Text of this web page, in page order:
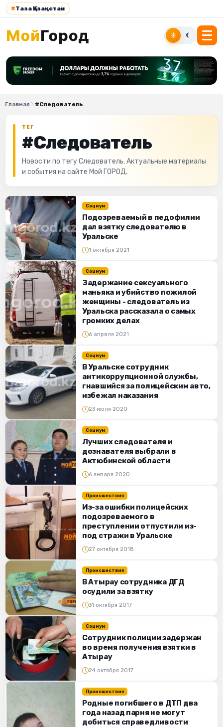
#Таза Қазақстан
☀ ☾
Главная #Следователь
ТЕГ
#Следователь
Новости по тегу Следователь. Актуальные материалы
и события на сайте Мой ГОРОД.
Социум
Подозреваемый в педофилии
дал взятку следователю в
Уральске
1 октября 2021
Социум
Задержание сексуального
маньяка и убийство пожилой
женщины - следователь из
Уральска рассказала о самых
громких делах
6 апреля 2021
Социум
В Уральске сотрудник
антикоррупционной службы,
гнавшийся за полицейским авто,
избежал наказания
23 июля 2020
Социум
Лучших следователя и
дознавателя выбрали в
Актюбинской области
6 января 2020
Происшествия
Из-за ошибки полицейских
подозреваемого в
преступлении отпустили из-
под стражи в Уральске
27 октября 2018
Происшествия
В Атырау сотрудника ДГД
осудили за взятку
31 октября 2017
Социум
Cотрудник полиции задержан
во время получения взятки в
Атырау
24 октября 2017
Происшествия
Родные погибшего в ДТП два
года назад парня не могут
добиться справедливости